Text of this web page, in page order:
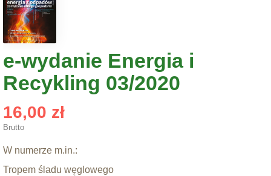
e-wydanie Energia i
Recykling 03/2020
16,00 zł
Brutto
W numerze m.in.:
Tropem śladu węglowego